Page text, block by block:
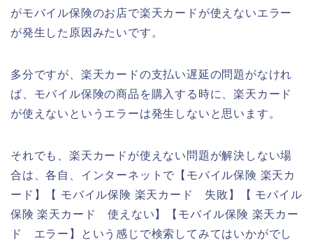
がモバイル保険のお店で楽天カードが使えないエラー
が発生した原因みたいです。
多分ですが、楽天カードの支払い遅延の問題がなけれ
ば、モバイル保険の商品を購入する時に、楽天カード
が使えないというエラーは発生しないと思います。
それでも、楽天カードが使えない問題が解決しない場
合は、各自、インターネットで【モバイル保険 楽天カ
ード】【 モバイル保険 楽天カード 失敗】【 モバイル
保険 楽天カード 使えない】【モバイル保険 楽天カー
ド エラー】という感じで検索してみてはいかがでし